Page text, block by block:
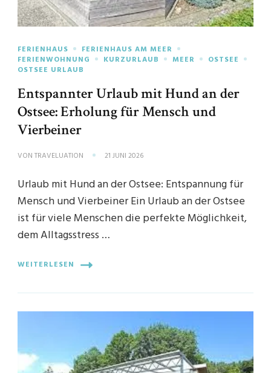
FERIENHAUS
FERIENHAUS AM MEER
FERIENWOHNUNG
KURZURLAUB MEER
OSTSEE
OSTSEE URLAUB
Entspannter Urlaub mit Hund an der
Ostsee: Erholung für Mensch und
Vierbeiner
VON TRAVELUATION 21 JUNI 2026
Urlaub mit Hund an der Ostsee: Entspannung für
Mensch und Vierbeiner Ein Urlaub an der Ostsee
ist für viele Menschen die perfekte Möglichkeit,
dem Alltagsstress …
WEITERLESEN